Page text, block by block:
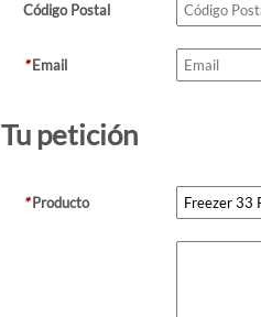
Código Postal
*Email
Tu petición
*Producto